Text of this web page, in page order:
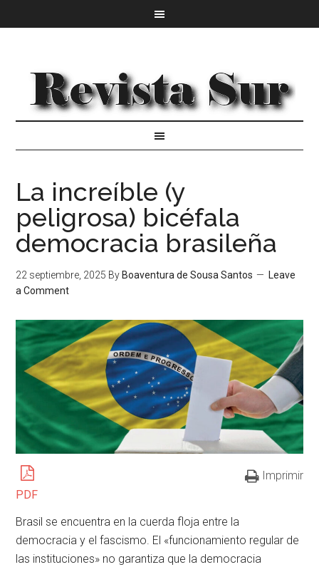
La increíble (y
peligrosa) bicéfala
democracia brasileña
22 septiembre, 2025 By Boaventura de Sousa Santos
Leave
a Comment
PDF
Imprimir
Brasil se encuentra en la cuerda floja entre la
democracia y el fascismo. El «funcionamiento regular de
las instituciones» no garantiza que la democracia